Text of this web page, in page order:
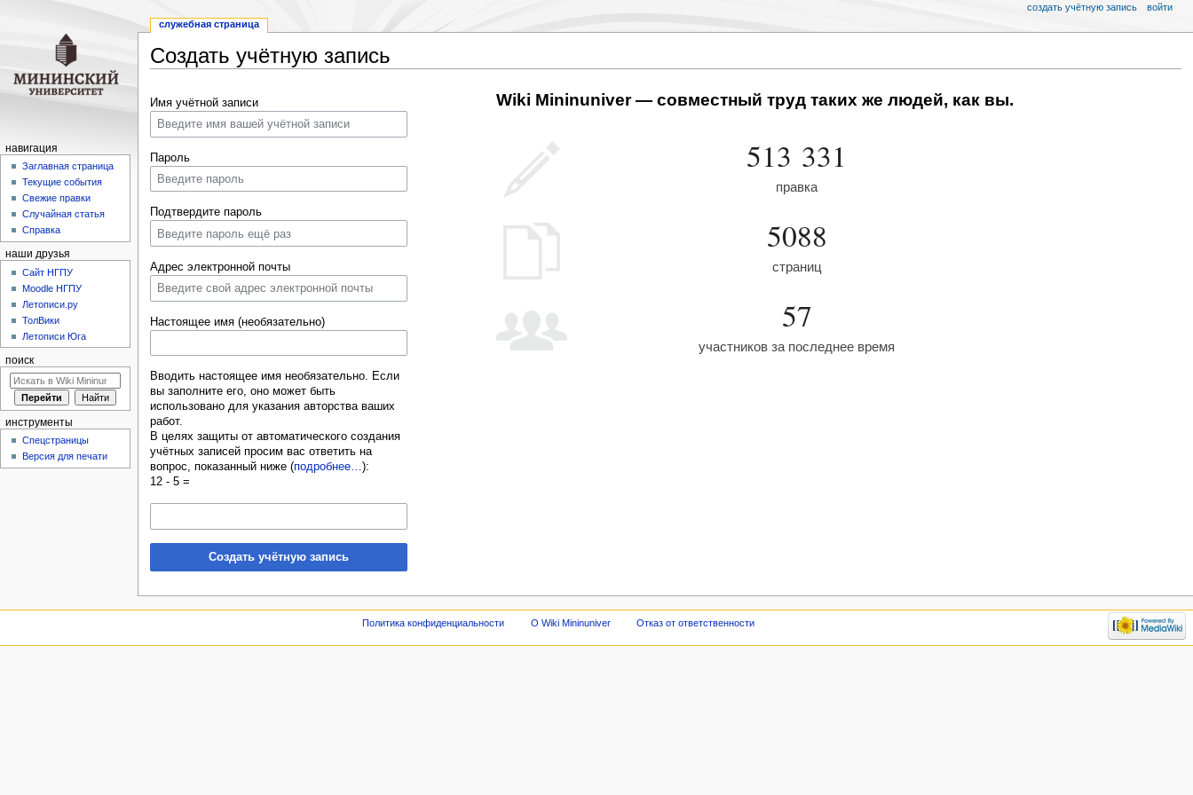
Создать учётную запись
к
навигации
к
поиску
Имя учётной записи
Пароль
Подтвердите пароль
Адрес электронной почты
Настоящее имя (необязательно)
Вводить настоящее имя необязательно. Если
вы заполните его, оно может быть
использовано для указания авторства ваших
работ.
В целях защиты от автоматического создания
учётных записей просим вас ответить на
вопрос, показанный ниже (подробнее…):
12 - 5 =
Создать учётную запись
Wiki Mininuniver — совместный труд таких же людей, как вы.
513 331
правка
5088
страниц
57
участников за последнее время
служебная страница
создать учётную запись войти
навигация
Заглавная страница
Текущие события
Свежие правки
Случайная статья
Справка
наши друзья
Cайт НГПУ
Moodle НГПУ
Летописи.ру
ТолВики
Летописи Юга
поиск
инструменты
Спецстраницы
Версия для печати
Политика конфиденциальности О Wiki Mininuniver Отказ от ответственности